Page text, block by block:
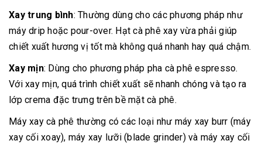
Xay trung bình: Thường dùng cho các phương pháp như
máy drip hoặc pour-over. Hạt cà phê xay vừa phải giúp
chiết xuất hương vị tốt mà không quá nhanh hay quá chậm.
Xay mịn: Dùng cho phương pháp pha cà phê espresso.
Với xay mịn, quá trình chiết xuất sẽ nhanh chóng và tạo ra
lớp crema đặc trưng trên bề mặt cà phê.
Máy xay cà phê thường có các loại như máy xay burr (máy
xay cối xoay), máy xay lưỡi (blade grinder) và máy xay cối